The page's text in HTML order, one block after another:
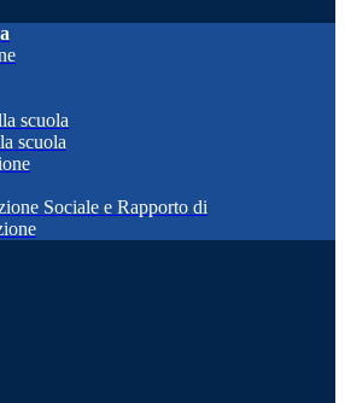
scuola
scuola
Sociale e Rapporto di